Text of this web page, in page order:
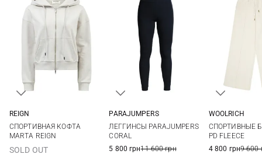
REIGN
СПОРТИВНАЯ КОФТА
MARTA REIGN
SOLD OUT
PARAJUMPERS
ЛЕГГИНСЫ PARAJUMPERS
CORAL
5 800 грн11 600 грн
WOOLRICH
СПОРТИВНЫЕ
PD FLEECE
4 800 грн9 600